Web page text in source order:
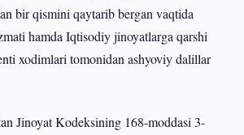
bir qismini qaytarib bergan vaqtida
hamda Iqtisodiy jinoyatlarga qarshi
xodimlari tomonidan ashyoviy dalillar
Jinoyat Kodeksining 168-moddasi 3-